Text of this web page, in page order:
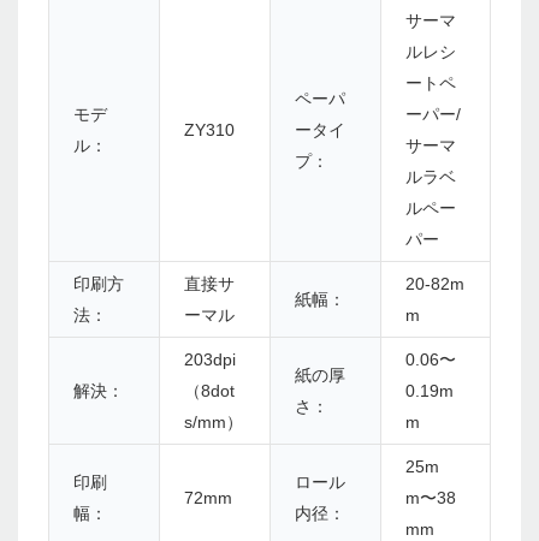
モデ
ル：
ZY310
ペーパ
ータイ
プ：
サーマ
ルレシ
ートペ
ーパー/
サーマ
ルラベ
ルペー
パー
印刷方
法：
直接サ
ーマル
紙幅：
20-82m
m
解決：
203dpi
（8dot
s/mm）
紙の厚
さ：
0.06〜
0.19m
m
印刷
幅：
72mm
ロール
内径：
25m
m〜38
mm